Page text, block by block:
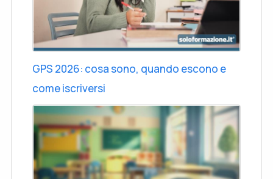
GPS 2026: cosa sono, quando escono e
come iscriversi